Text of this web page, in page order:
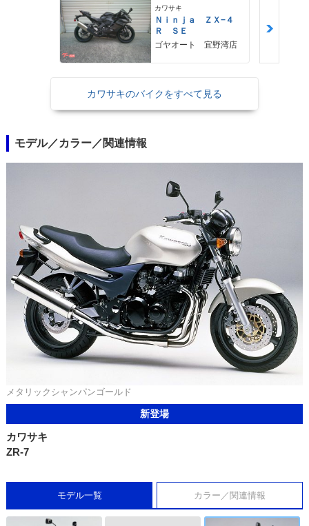
カワサキ
Ｎｉｎｊａ ＺＸ−４
Ｒ ＳＥ
ゴヤオート 宜野湾店
カワサキのバイクをすべて見る
モデル／カラー／関連情報
メタリックシャンパンゴールド
新登場
カワサキ
ZR-7
モデル一覧 カラー／関連情報